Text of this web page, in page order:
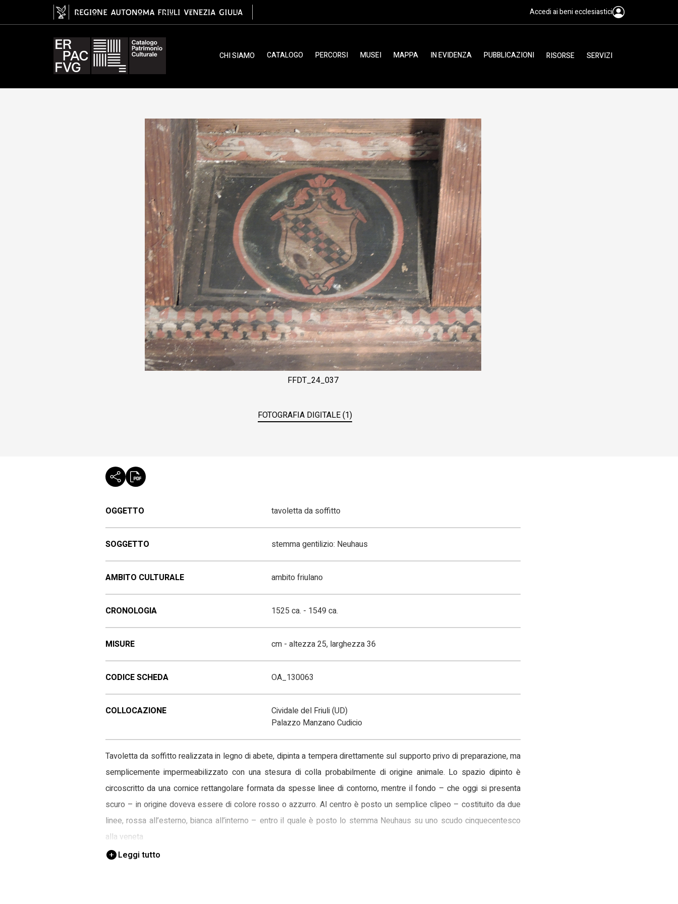
tavoletta da soffitto, ambito friulano, XVI Accedi ai beni ecclesiastici
CHI SIAMO CATALOGO PERCORSI MUSEI MAPPA IN EVIDENZA PUBBLICAZIONI RISORSE SERVIZI
FFDT_24_037
FOTOGRAFIA DIGITALE (1)
OGGETTO tavoletta da soffitto
SOGGETTO stemma gentilizio: Neuhaus
AMBITO CULTURALE ambito friulano
CRONOLOGIA 1525 ca. - 1549 ca.
MISURE cm - altezza 25, larghezza 36
CODICE SCHEDA OA_130063
COLLOCAZIONE
Cividale del Friuli (UD)
Palazzo Manzano Cudicio
Tavoletta da soffitto realizzata in legno di abete, dipinta a tempera direttamente sul supporto privo di preparazione, ma
semplicemente impermeabilizzato con una stesura di colla probabilmente di origine animale. Lo spazio dipinto è
circoscritto da una cornice rettangolare formata da spesse linee di contorno, mentre il fondo – che oggi si presenta
scuro – in origine doveva essere di colore rosso o azzurro. Al centro è posto un semplice clipeo – costituito da due
linee, rossa all’esterno, bianca all’interno – entro il quale è posto lo stemma Neuhaus su uno scudo cinquecentesco
alla veneta
Leggi tutto